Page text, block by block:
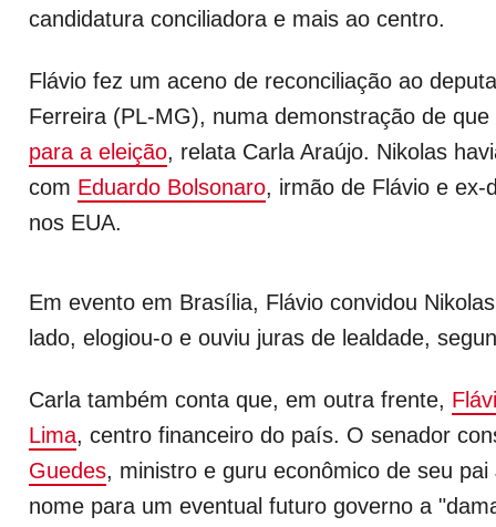
candidatura conciliadora e mais ao centro.
Flávio fez um aceno de reconciliação ao
Ferreira (PL-MG), numa demonstração de que
para a eleição, relata Carla Araújo. Nikolas
com Eduardo Bolsonaro, irmão de Flávio e ex-
nos EUA.
Em evento em Brasília, Flávio convidou
lado, elogiou-o e ouviu juras de lealdade,
Carla também conta que, em outra frente,
Lima, centro financeiro do país. O senador
Guedes, ministro e guru econômico de seu
nome para um eventual futuro governo a